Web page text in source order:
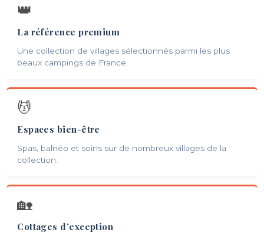
👑
La référence premium
Une collection de villages sélectionnés parmi les plus
beaux campings de France.
💆
Espaces bien-être
Spas, balnéo et soins sur de nombreux villages de la
collection.
🏡
Cottages d’exception